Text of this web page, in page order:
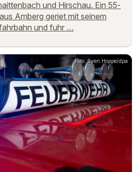
und Hirschau. Ein 55-
Amberg geriet mit seinem
und fuhr …
Foto: Sven Hoppe/dpa